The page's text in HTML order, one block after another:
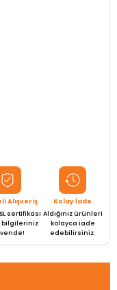
Alışveriş
sertifikası
bilgileriniz
Kolay İade
Aldığınız ürünleri
kolayca iade
edebilirsiniz.